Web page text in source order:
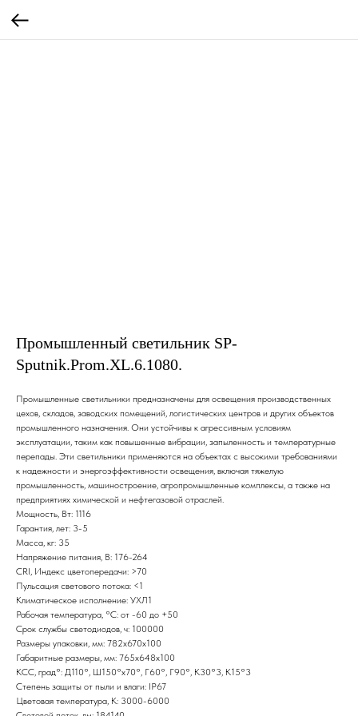
Промышленный светильник SP-
Sputnik.Prom.XL.6.1080.
Промышленные светильники предназначены для освещения производственных
цехов, складов, заводских помещений, логистических центров и других объектов
промышленного назначения. Они устойчивы к агрессивным условиям
эксплуатации, таким как повышенные вибрации, запыленность и температурные
перепады. Эти светильники применяются на объектах с высокими требованиями
к надежности и энергоэффективности освещения, включая тяжелую
промышленность, машиностроение, агропромышленные комплексы, а также на
предприятиях химической и нефтегазовой отраслей.
Мощность, Вт: 1116
Гарантия, лет: 3-5
Масса, кг: 35
Напряжение питания, В: 176-264
CRI, Индекс цветопередачи: >70
Пульсация светового потока: <1
Климатическое исполнение: УХЛ1
Рабочая температура, °С: от -60 до +50
Срок службы светодиодов, ч: 100000
Размеры упаковки, мм: 782х670х100
Габаритные размеры, мм: 765х648х100
КСС, град°: Д110°, Ш150°х70°, Г60°, Г90°, К30°3, К15°3
Степень защиты от пыли и влаги: IP67
Цветовая температура, K: 3000-6000